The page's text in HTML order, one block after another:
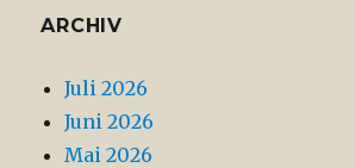
ARCHIV
Juli 2026
Juni 2026
Mai 2026